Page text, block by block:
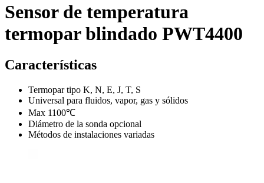
Sensor de temperatura
termopar blindado PWT4400
Características
Termopar tipo K, N, E, J, T, S
Universal para fluidos, vapor, gas y sólidos
Max 1100℃
Diámetro de la sonda opcional
Métodos de instalaciones variadas